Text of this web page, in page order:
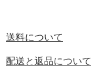
送料について
配送と返品について